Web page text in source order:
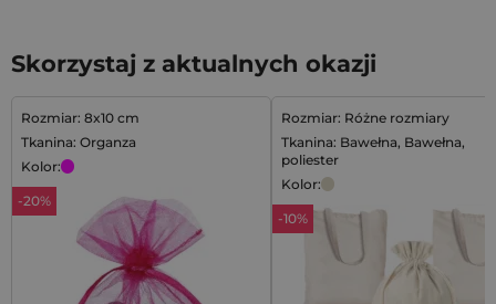
Skorzystaj z aktualnych okazji
Rozmiar: 8x10 cm
Tkanina: Organza
Kolor:
-20%
Rozmiar: Różne rozmiary
Tkanina: Bawełna, Bawełna,
poliester
Kolor:
-10%